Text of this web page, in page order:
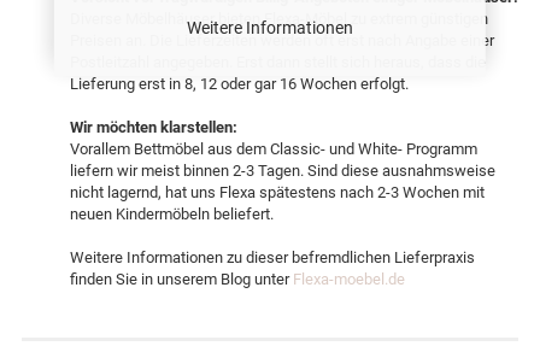
Weitere Informationen
Diverse Möbelhäuser bieten Flexa-Möbel zu extrem günstigen
Preisen an. Die Lieferzeiten werden oft erst nach Angabe einer
Lieferung erst in 8, 12 oder gar 16 Wochen erfolgt.
Wir möchten klarstellen:
Vorallem Bettmöbel aus dem Classic- und White- Programm
liefern wir meist binnen 2-3 Tagen. Sind diese ausnahmsweise
nicht lagernd, hat uns Flexa spätestens nach 2-3 Wochen mit
neuen Kindermöbeln beliefert.
Weitere Informationen zu dieser befremdlichen Lieferpraxis
finden Sie in unserem Blog unter Flexa-moebel.de